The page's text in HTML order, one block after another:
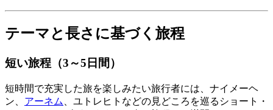
テーマと長さに基づく旅程
短い旅程（3～5日間）
短時間で充実した旅を楽しみたい旅行者には、ナイメーヘ
ン、 アーネム
、ユトレヒトなどの見どころを巡るショート・